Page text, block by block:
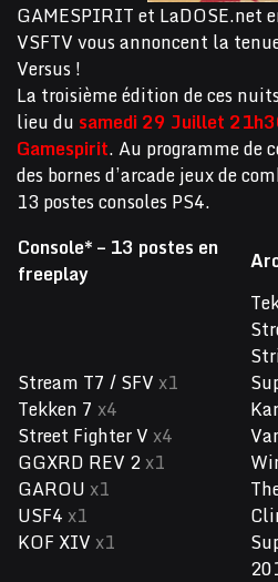
GAMESPIRIT et LaDOSE.net
VSFTV vous annoncent la
Versus !
La troisième édition de ces
lieu du samedi 29 Juillet
Gamespirit. Au programme de
des bornes d’arcade jeux de
13 postes consoles PS4.
Console* – 13 postes en
freeplay
Stream T7 / SFV x1
Tekken 7 x4
Street Fighter V x4
GGXRD REV 2x1
GAROU x1
USF4 x1
KOF XIV x1